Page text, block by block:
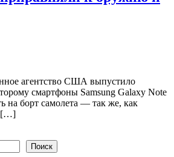
агентство США выпустило
смартфоны Samsung Galaxy Note
на борт самолета — так же, как
[…]
Поиск